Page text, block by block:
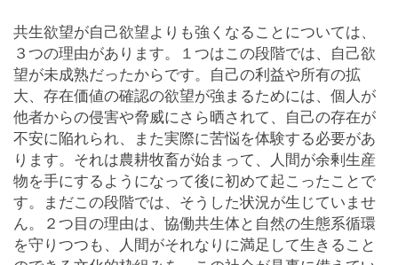
共生欲望が自己欲望よりも強くなることについては、
３つの理由があります。１つはこの段階では、自己欲
望が未成熟だったからです。自己の利益や所有の拡
大、存在価値の確認の欲望が強まるためには、個人が
他者からの侵害や脅威にさら晒されて、自己の存在が
不安に陥れられ、また実際に苦悩を体験する必要があ
ります。それは農耕牧畜が始まって、人間が余剰生産
物を手にするようになって後に初めて起こったことで
す。まだこの段階では、そうした状況が生じていませ
ん。２つ目の理由は、協働共生体と自然の生態系循環
を守りつつも、人間がそれなりに満足して生きること